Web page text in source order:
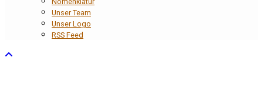
Unser Team
Unser Logo
RSS Feed